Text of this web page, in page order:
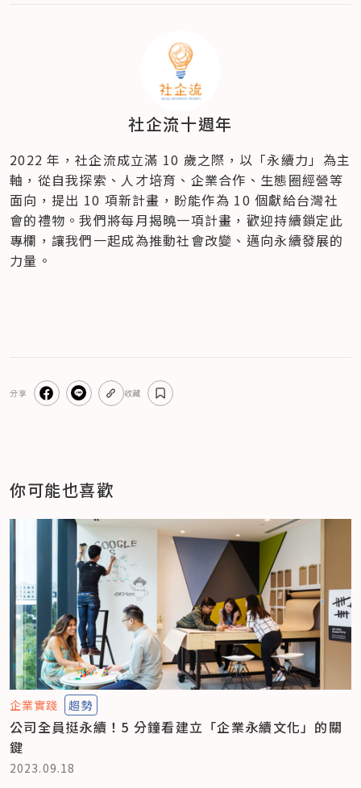
社企流十週年
2022 年，社企流成立滿 10 歲之際，以「永續力」為主
軸，從自我探索、人才培育、企業合作、生態圈經營等
面向，提出 10 項新計畫，盼能作為 10 個獻給台灣社
會的禮物。我們將每月揭曉一項計畫，歡迎持續鎖定此
專欄，讓我們一起成為推動社會改變、邁向永續發展的
力量。
分享 收藏
你可能也喜歡
企業實踐 趨勢
公司全員挺永續！5 分鐘看建立「企業永續文化」的關
鍵
2023.09.18